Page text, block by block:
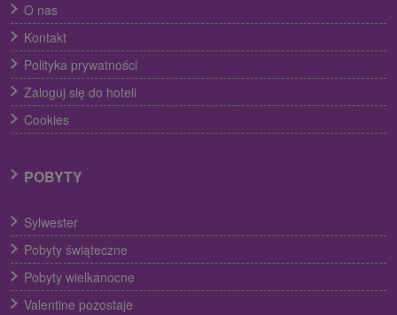
O nas
Kontakt
Polityka prywatności
Zaloguj się do hoteli
Cookies
POBYTY
Sylwester
Pobyty świąteczne
Pobyty wielkanocne
Valentine pozostaje